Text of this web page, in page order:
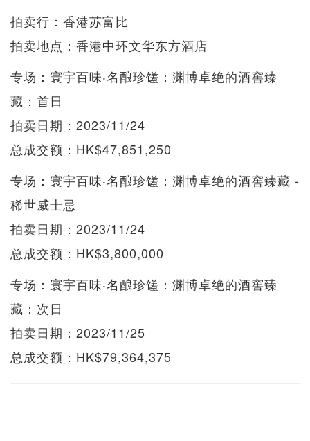
拍卖行：香港苏富比
拍卖地点：香港中环文华东方酒店
专场：寰宇百味‧名酿珍馐：渊博卓绝的酒窖臻
藏：首日
拍卖日期：2023/11/24
总成交额：HK$47,851,250
专场：寰宇百味‧名酿珍馐：渊博卓绝的酒窖臻藏 -
稀世威士忌
拍卖日期：2023/11/24
总成交额：HK$3,800,000
专场：寰宇百味‧名酿珍馐：渊博卓绝的酒窖臻
藏：次日
拍卖日期：2023/11/25
总成交额：HK$79,364,375